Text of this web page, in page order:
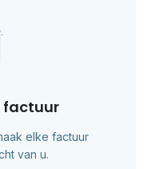
factuur
elke factuur
van u.